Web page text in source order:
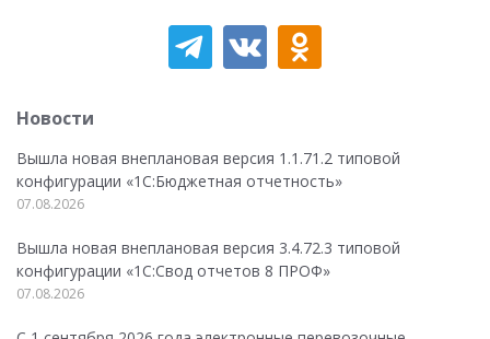
Новости
Вышла новая внеплановая версия 1.1.71.2 типовой
конфигурации «1C:Бюджетная отчетность»
07.08.2026
Вышла новая внеплановая версия 3.4.72.3 типовой
конфигурации «1C:Свод отчетов 8 ПРОФ»
07.08.2026